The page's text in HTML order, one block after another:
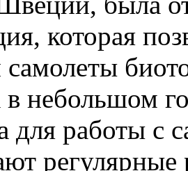
которая
в небольшом
для работы с